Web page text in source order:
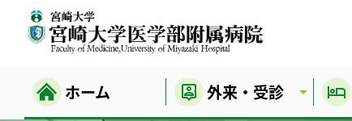
ホーム 外来・受診